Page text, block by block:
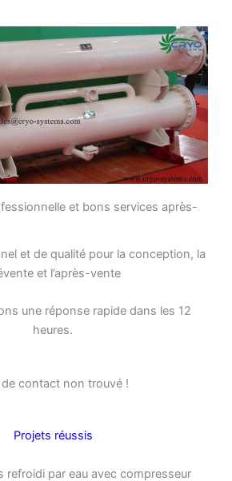
et bons services après-
et de qualité pour la conception, la
et l’après-vente
une réponse rapide dans les 12
heures.
de contact non trouvé !
Projets réussis
refroidi par eau avec compresseur